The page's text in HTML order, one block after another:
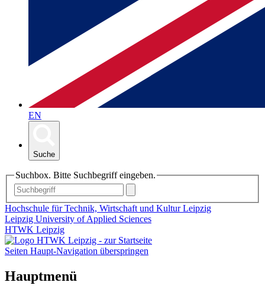
EN
Suche
Suchbox. Bitte Suchbegriff eingeben.
Hochschule für Technik, Wirtschaft und Kultur Leipzig
Leipzig University of Applied Sciences
HTWK Leipzig
Seiten Haupt-Navigation überspringen
Hauptmenü